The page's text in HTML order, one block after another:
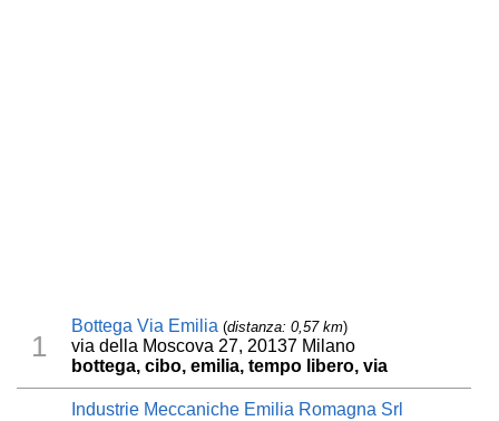
1
Bottega Via Emilia (distanza: 0,57 km)
via della Moscova 27, 20137 Milano
bottega, cibo, emilia, tempo libero, via
Industrie Meccaniche Emilia Romagna Srl